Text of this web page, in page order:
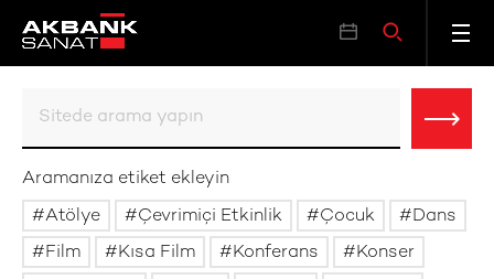
Aramanıza etiket ekleyin
Atölye
Çevrimiçi Etkinlik Çocuk
Dans
Film
Kısa Film Konferans
Konser